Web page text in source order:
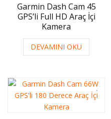
Garmin Dash Cam 45
GPS’li Full HD Araç İçi
Kamera
DEVAMINI OKU